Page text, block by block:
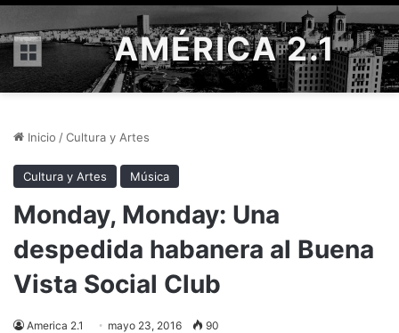
Menú AMÉRICA 2.1
Inicio /Cultura y Artes
Cultura y Artes Música
Monday, Monday: Una
despedida habanera al Buena
Vista Social Club
America 2.1 mayo 23, 2016 90